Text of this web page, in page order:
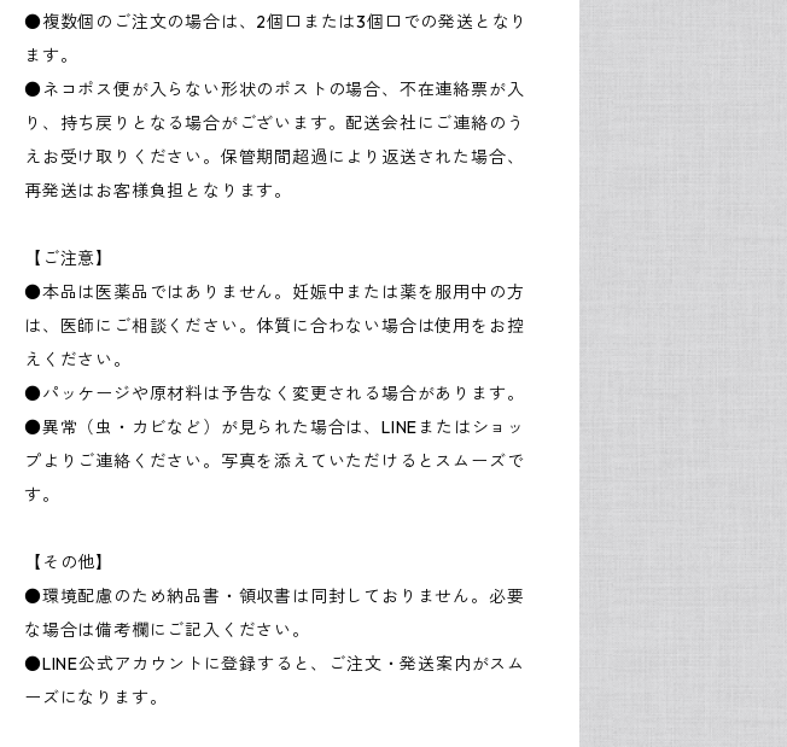
●複数個のご注文の場合は、2個口または3個口での発送となり
ます。
●ネコポス便が入らない形状のポストの場合、不在連絡票が入
り、持ち戻りとなる場合がございます。配送会社にご連絡のう
えお受け取りください。保管期間超過により返送された場合、
再発送はお客様負担となります。
【ご注意】
●本品は医薬品ではありません。妊娠中または薬を服用中の方
は、医師にご相談ください。体質に合わない場合は使用をお控
えください。
●パッケージや原材料は予告なく変更される場合があります。
●異常（虫・カビなど）が見られた場合は、LINEまたはショッ
プよりご連絡ください。写真を添えていただけるとスムーズで
す。
【その他】
●環境配慮のため納品書・領収書は同封しておりません。必要
な場合は備考欄にご記入ください。
●LINE公式アカウントに登録すると、ご注文・発送案内がスム
ーズになります。